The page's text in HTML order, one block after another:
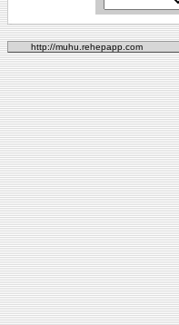
http://muhu.rehepapp.com